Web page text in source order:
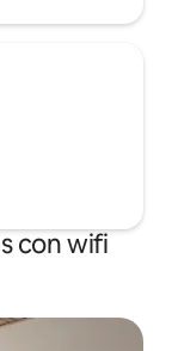
con wifi